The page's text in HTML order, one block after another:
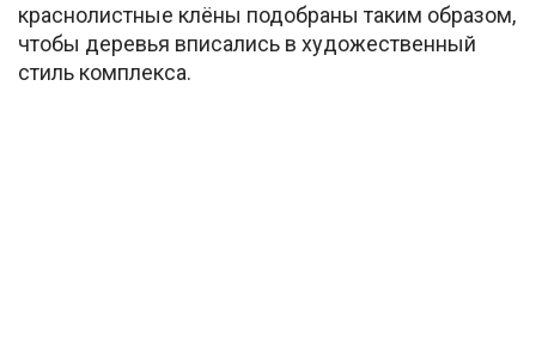
краснолистные клёны подобраны таким образом,
чтобы деревья вписались в художественный
стиль комплекса.